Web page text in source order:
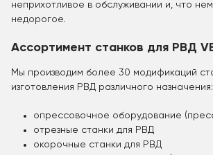
неприхотливое в обслуживании и, что
недорогое.
Ассортимент станков для РВД
Мы производим более 30 модификаций
изготовления РВД различного назначения:
опрессовочное оборудование
отрезные станки для РВД
окорочные станки для РВД